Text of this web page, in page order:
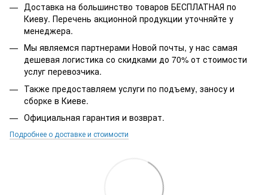
Доставка на большинство товаров БЕСПЛАТНАЯ по
Киеву. Перечень акционной продукции уточняйте у
менеджера.
Мы являемся партнерами Новой почты, у нас самая
дешевая логистика со скидками до 70% от стоимости
услуг перевозчика.
Также предоставляем услуги по подъему, заносу и
сборке в Киеве.
Официальная гарантия и возврат.
Подробнее о доставке и стоимости